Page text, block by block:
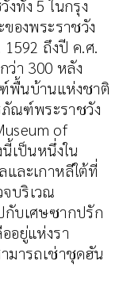
ทั้ง 5 ในกรุง
องพระราชวัง
ถึงปี ค.ศ.
ว่า 300 หลัง
พื้นบ้านแห่งชาติ
ณฑ์พระราชวัง
of
เป็นหนึ่งใน
และเกาหลีใต้ที่
บริเวณ
กับเศษซากปรัก
อยู่แห่งรา
มารถเช่าชุดฮัน